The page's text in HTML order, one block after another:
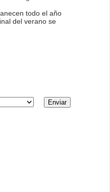
todo el año
del verano se